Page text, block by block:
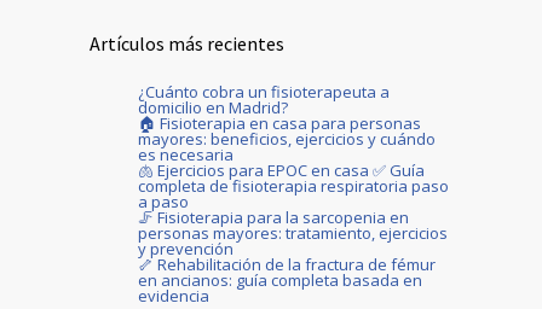
Artículos más recientes
¿Cuánto cobra un fisioterapeuta a
domicilio en Madrid?
🏠 Fisioterapia en casa para personas
mayores: beneficios, ejercicios y cuándo
es necesaria
🫁 Ejercicios para EPOC en casa ✅ Guía
completa de fisioterapia respiratoria paso
a paso
🦵 Fisioterapia para la sarcopenia en
personas mayores: tratamiento, ejercicios
y prevención
🦴 Rehabilitación de la fractura de fémur
en ancianos: guía completa basada en
evidencia